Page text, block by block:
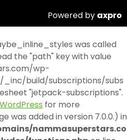
Powered by axpro
was called
the "path" key with value
wp-
build/subscriptions/subs
"jetpack-subscriptions".
for more
was added in version 7.0.0.) in
nammasuperstars.co